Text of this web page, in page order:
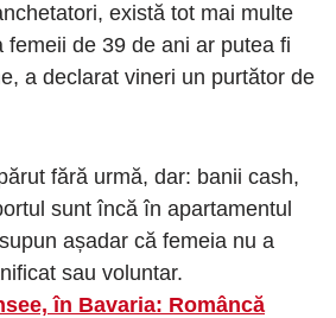
există tot mai multe
femeii de 39 de ani ar putea fi
a declarat vineri un purtător de
fără urmă, dar: banii cash,
sunt încă în apartamentul
așadar că femeia nu a
sau voluntar.
în Bavaria: Româncă